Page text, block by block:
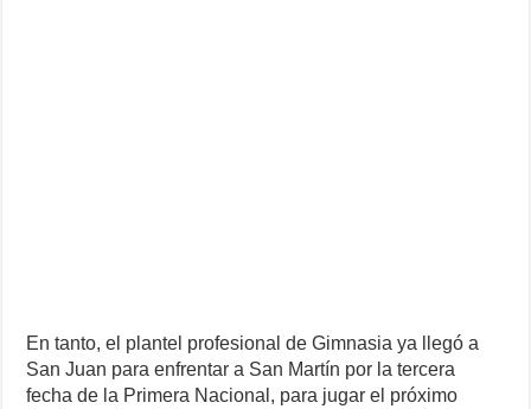
En tanto, el plantel profesional de Gimnasia ya llegó a
San Juan para enfrentar a San Martín por la tercera
fecha de la Primera Nacional, para jugar el próximo